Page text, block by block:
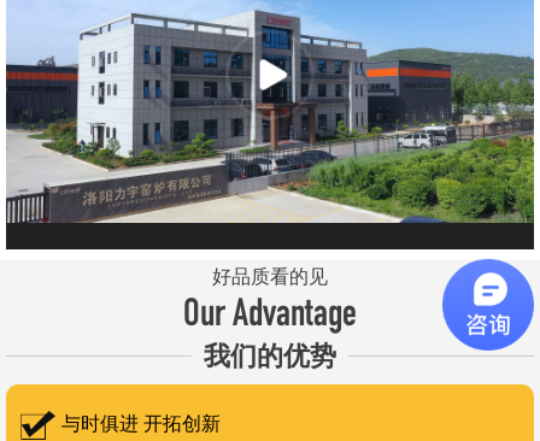
元件、高温窑具等。 历经二十余年市场积累，公司产品质量稳
定、性能可靠，应用场景覆盖高校、科研院所、工矿企业等领域，服
务于粉末、冶金、电子、煤炭、医药、陶瓷、玻璃、铝业、汽车、特
种新材料、耐火材料、新能源、航天航空、化工、金属烧结及金属热
处理等行业，产品覆盖国内多省市，并出口至海外多个国家和地
区。 近年来，公司通过理念更新、体制机制优化与科技创新，于
稳步增长，国内市场份额稳步提升，并获得质量诚信AAA 级企业荣
誉证书。 在产品技术方面，公司坚持精益求精、持续创新，自主
研发LYL系列节能精密型智能化电炉、窑炉产品，多项产品通过相关
权威认证。产品具备升温快、节能效果显著、温控精准、智能自动化
程度高、运行稳定、保温性能优良、全程电脑控制、可编程自动升降
好品质看的见
Our Advantage
我们的优势
与时俱进 开拓创新